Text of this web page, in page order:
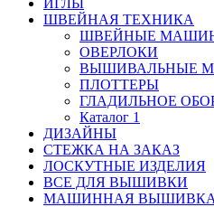
ИГЛЫ
ШВЕЙНАЯ ТЕХНИКА
ШВЕЙНЫЕ
ОВЕРЛОКИ
ВЫШИВАЛЬНЫЕ
ПЛОТТЕРЫ
ГЛАДИЛЬНОЕ
Каталог 1
ДИЗАЙНЫ
СТЕЖКА НА ЗАКАЗ
ЛОСКУТНЫЕ ИЗДЕЛИЯ
ВСЕ ДЛЯ ВЫШИВКИ
МАШИННАЯ ВЫШИВКА